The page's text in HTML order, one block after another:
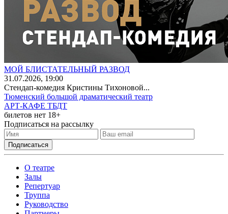
МОЙ БЛИСТАТЕЛЬНЫЙ РАЗВОД
31 .07.2026, 19:00
Стендап-комедия Кристины Тихоновой...
Тюменский большой драматический театр
АРТ-КАФЕ ТБДТ
билетов нет 18+
Подписаться на рассылку
О театре
Залы
Репертуар
Труппа
Руководство